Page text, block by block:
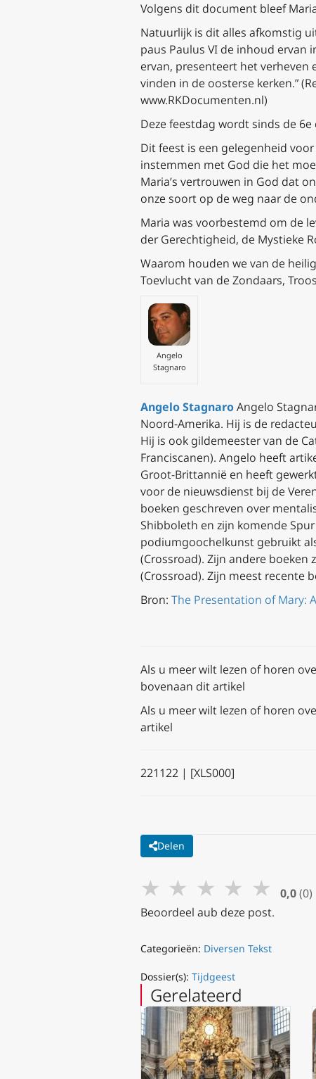
Volgens dit document bleef
Natuurlijk is dit alles afkomstig
paus Paulus VI de inhoud ervan
ervan, presenteert het
vinden in de oosterse kerken.”
www.RKDocumenten.nl)
Deze feestdag wordt sinds de
Dit feest is een gelegenheid
instemmen met God die het
Maria’s vertrouwen in God dat
onze soort op de weg naar de
Maria was voorbestemd om de
der Gerechtigheid, de Mystieke
Waarom houden we van de
Toevlucht van de Zondaars,
Angelo
Stagnaro
Angelo StagnaroAngelo
Noord-Amerika. Hij is de
Hij is ook gildemeester van de
Franciscanen). Angelo heeft
Groot-Brittannië en heeft
voor de nieuwsdienst bij de
boeken geschreven over
Shibboleth en zijn komende
podiumgoochelkunst gebruikt
(Crossroad). Zijn andere boeken
(Crossroad). Zijn meest recente
Bron: The Presentation of Mary:
Als u meer wilt lezen of horen
bovenaan dit artikel
Als u meer wilt lezen of horen
artikel
221122 | [XLS000]
Delen
★ ★ ★ ★ ★ 0,0 (0)
Beoordeel aub deze post.
Categorieën: Diversen Tekst
Dossier(s): Tijdgeest
Gerelateerd